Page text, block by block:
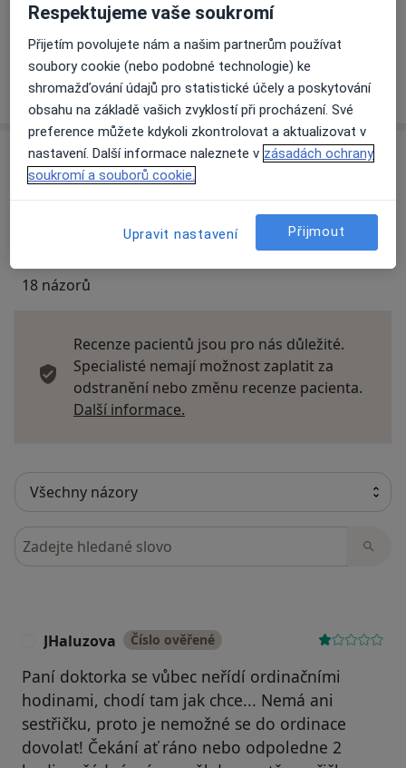
Na teto adrese lékař přijímá pacienty na pojišťovnu
Detaily
Víceo adrese
Názory
18 názorů
Recenze pacientů jsou pro nás důležité.
Specialisté nemají možnost zaplatit za
odstranění nebo změnu recenze pacienta.
Další informace.
Hledejte v názorech
JHaluzova Číslo ověřené
Paní doktorka se vůbec neřídí ordinačními
hodinami, chodí tam jak chce... Nemá ani
sestřičku, proto je nemožné se do ordinace
dovolat! Čekání ať ráno nebo odpoledne 2
Respektujeme vaše soukromí
Přijetím povolujete nám a našim partnerům používat
soubory cookie (nebo podobné technologie) ke
shromažďování údajů pro statistické účely a poskytování
obsahu na základě vašich zvyklostí při procházení. Své
preference můžete kdykoli zkontrolovat a aktualizovat v
nastavení. Další informace naleznete v zásadách ochrany
soukromí a souborů cookie.
Upravit nastavení Přijmout